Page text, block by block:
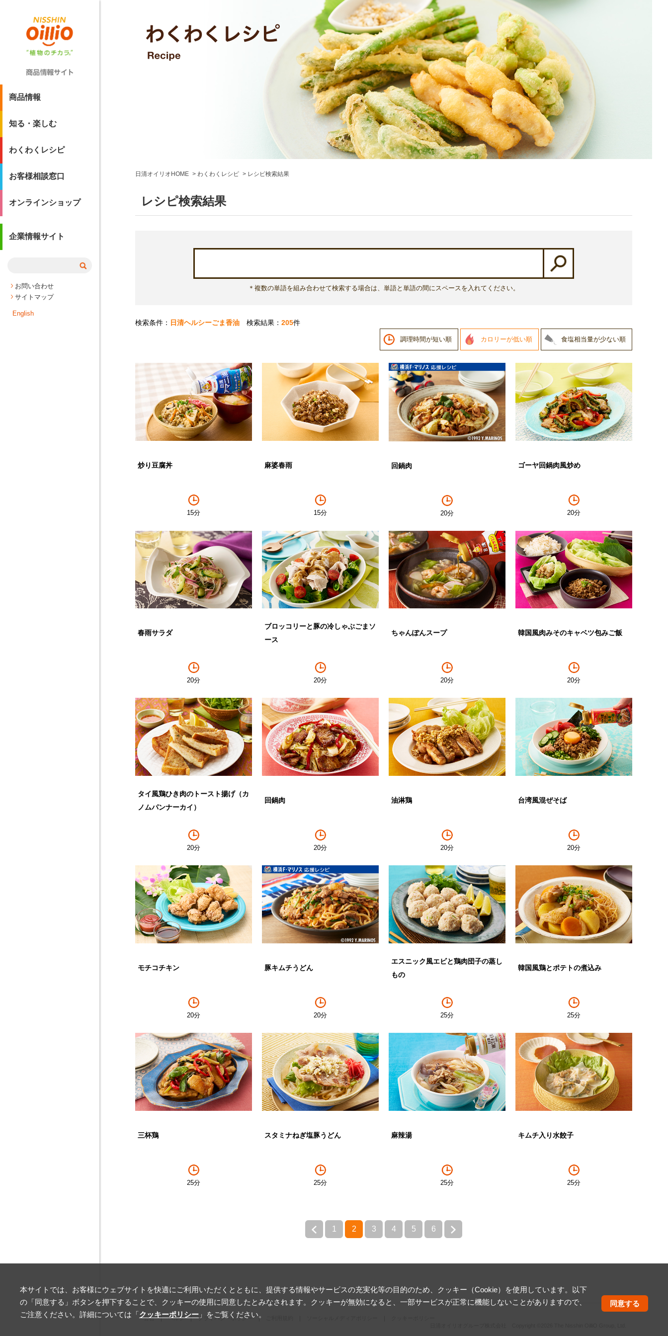
商品情報
知る・楽しむ
わくわくレシピ
お客様相談窓口
オンラインショップ
企業情報サイト
お問い合わせ
サイトマップ
English
日清オイリオHOME わくわくレシピ レシピ検索結果
レシピ検索結果
＊複数の単語を組み合わせて検索する場合は、単語と単語の間にスペースを入れてください。
検索条件： 日清ヘルシーごま香油 検索結果： 205件
調理時間が短い順 カロリーが低い順 食塩相当量が少ない順
炒り豆腐丼
15分
麻婆春雨
15分
回鍋肉
20分
ゴーヤ回鍋肉風炒め
20分
春雨サラダ
20分
ブロッコリーと豚の冷しゃぶごまソ
ース
20分
ちゃんぽんスープ
20分
韓国風肉みそのキャベツ包みご飯
20分
タイ風鶏ひき肉のトースト揚げ（カ
ノムパンナーカイ）
20分
回鍋肉
20分
油淋鶏
20分
台湾風混ぜそば
20分
モチコチキン
20分
豚キムチうどん
20分
エスニック風エビと鶏肉団子の蒸し
もの
25分
韓国風鶏とポテトの煮込み
25分
三杯鶏
25分
スタミナねぎ塩豚うどん
25分
麻辣湯
25分
キムチ入り水餃子
25分
1 2 3 4 5 6
公告 ヘルプ プライバシーポリシー
本サイトでは、お客様にウェブサイトを快適にご利用いただくとともに、提供する情報やサービスの充実化等の目的のため、クッキー（Cookie）を使用しています。以下
の「同意する」ボタンを押下することで、クッキーの使用に同意したとみなされます。クッキーが無効になると、一部サービスが正常に機能しないことがありますので、
ご注意ください。詳細については「クッキーポリシー 」をご覧ください。
同意する